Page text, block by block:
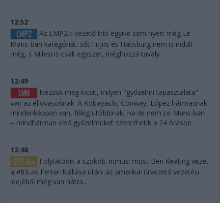
12:52
Az LMP2-t vezető trió egyike sem nyert még Le
Mans-ban kategóriát: sőt Frijns és Habsburg nem is indult
még, s Milesi is csak egyszer, méghozzá tavaly.
12:49
Nézzük meg kicsit, milyen "győzelmi tapasztalata"
van az éllovasoknak. A Kobayashi, Conway, López hármasnak
mindenképpen van, főleg utóbbinak, na de nem Le Mans-ban
– mindhárman első győzelmüket szerezhetik a 24 óráson.
12:48
Folytatódik a szokott ritmus: most Ben Keating vezet
a #83-as Ferrari kiállása után: az amerikai úrvezető vezetési
idejéből még van hátra...